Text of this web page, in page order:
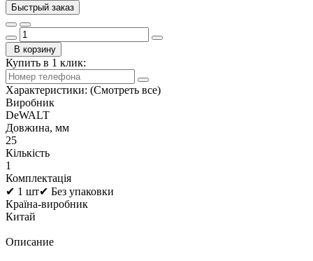
Быстрый заказ
В корзину
Купить в 1 клик:
Характеристики: (Смотреть все)
Виробник
DeWALT
Довжина, мм
25
Кількість
1
Комплектація
✔ 1 шт✔ Без упаковки
Країна-виробник
Китай
Описание